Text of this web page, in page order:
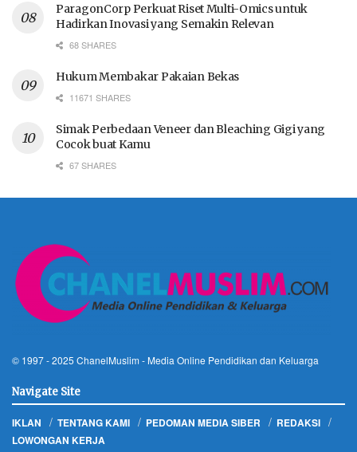
ParagonCorp Perkuat Riset Multi-Omics untuk
Hadirkan Inovasi yang Semakin Relevan
68 SHARES
Hukum Membakar Pakaian Bekas
11671 SHARES
Simak Perbedaan Veneer dan Bleaching Gigi yang
Cocok buat Kamu
67 SHARES
© 1997 - 2025 ChanelMuslim - Media Online Pendidikan dan Keluarga
Navigate Site
IKLAN TENTANG KAMI PEDOMAN MEDIA SIBER
REDAKSI
LOWONGAN KERJA